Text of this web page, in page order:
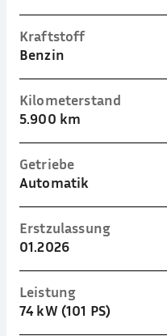
Kraftstoff
Benzin
Kilometerstand
5.900 km
Getriebe
Automatik
Erstzulassung
01.2026
Leistung
74 kW (101 PS)